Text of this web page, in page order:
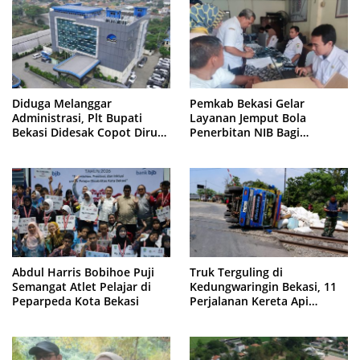
Diduga Melanggar
Administrasi, Plt Bupati
Bekasi Didesak Copot Dirum
Pemkab Bekasi Gelar
Layanan Jemput Bola
Penerbitan NIB Bagi
Abdul Harris Bobihoe Puji
Semangat Atlet Pelajar di
Peparpeda Kota Bekasi
Truk Terguling di
Kedungwaringin Bekasi, 11
Perjalanan Kereta Api